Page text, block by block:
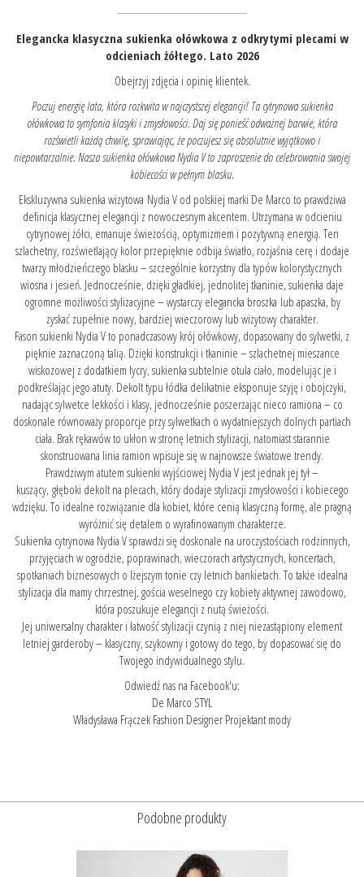
Elegancka klasyczna sukienka ołówkowa z odkrytymi plecami w
odcieniach żółtego. Lato 2026
Obejrzyj zdjęcia i opinię klientek.
Poczuj energię lata, która rozkwita w najczystszej elegancji! Ta cytrynowa sukienka
ołówkowa to symfonia klasyki i zmysłowości. Daj się ponieść odważnej barwie, która
rozświetli każdą chwilę, sprawiając, że poczujesz się absolutnie wyjątkowo i
niepowtarzalnie. Nasza sukienka ołówkowa Nydia V to zaproszenie do celebrowania swojej
kobiecości w pełnym blasku.
Ekskluzywna sukienka wizytowa Nydia V od polskiej marki De Marco to prawdziwa
definicja klasycznej elegancji z nowoczesnym akcentem. Utrzymana w odcieniu
cytrynowej żółci, emanuje świeżością, optymizmem i pozytywną energią. Ten
szlachetny, rozświetlający kolor przepięknie odbija światło, rozjaśnia cerę i dodaje
twarzy młodzieńczego blasku – szczególnie korzystny dla typów kolorystycznych
wiosna i jesień. Jednocześnie, dzięki gładkiej, jednolitej tkaninie, sukienka daje
ogromne możliwości stylizacyjne – wystarczy elegancka broszka lub apaszka, by
zyskać zupełnie nowy, bardziej wieczorowy lub wizytowy charakter.
Fason sukienki Nydia V to ponadczasowy krój ołówkowy, dopasowany do sylwetki, z
pięknie zaznaczoną talią. Dzięki konstrukcji i tkaninie – szlachetnej mieszance
wiskozowej z dodatkiem lycry, sukienka subtelnie otula ciało, modelując je i
podkreślając jego atuty. Dekolt typu łódka delikatnie eksponuje szyję i obojczyki,
nadając sylwetce lekkości i klasy, jednocześnie poszerzając nieco ramiona – co
doskonale równoważy proporcje przy sylwetkach o wydatniejszych dolnych partiach
ciała. Brak rękawów to ukłon w stronę letnich stylizacji, natomiast starannie
skonstruowana linia ramion wpisuje się w najnowsze światowe trendy.
Prawdziwym atutem sukienki wyjściowej Nydia V jest jednak jej tył –
kuszący, głęboki dekolt na plecach, który dodaje stylizacji zmysłowości i kobiecego
wdzięku. To idealne rozwiązanie dla kobiet, które cenią klasyczną formę, ale pragną
wyróżnić się detalem o wyrafinowanym charakterze.
Sukienka cytrynowa Nydia V sprawdzi się doskonale na uroczystościach rodzinnych,
przyjęciach w ogrodzie, poprawinach, wieczorach artystycznych, koncertach,
spotkaniach biznesowych o lżejszym tonie czy letnich bankietach. To także idealna
stylizacja dla mamy chrzestnej, gościa weselnego czy kobiety aktywnej zawodowo,
która poszukuje elegancji z nutą świeżości.
Jej uniwersalny charakter i łatwość stylizacji czynią z niej niezastąpiony element
letniej garderoby – klasyczny, szykowny i gotowy do tego, by dopasować się do
Twojego indywidualnego stylu.
Odwiedź nas na Facebook'u:
De Marco STYL
Władysława Frączek Fashion Designer Projektant mody
Podobne produkty